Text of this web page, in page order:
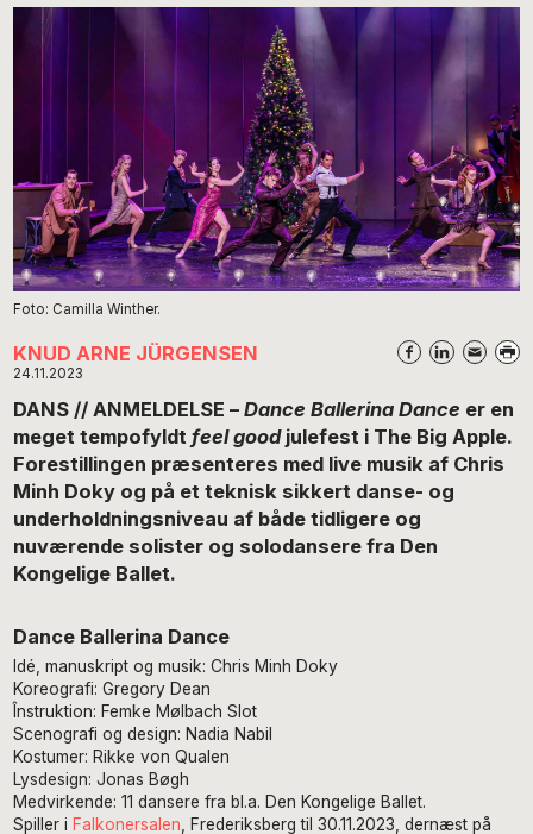
Foto: Camilla Winther.
KNUD ARNE JÜRGENSEN
24.11.2023
DANS // ANMELDELSE –Dance Ballerina Dance er en
meget tempofyldtfeel goodjulefest i The Big Apple.
Forestillingen præsenteres med live musik af Chris
Minh Doky og på et teknisk sikkert danse- og
underholdningsniveau af både tidligere og
nuværende solister og solodansere fra Den
Kongelige Ballet.
Dance Ballerina Dance
Idé, manuskript og musik: Chris Minh Doky
Koreografi: Gregory Dean
Înstruktion: Femke Mølbach Slot
Scenografi og design: Nadia Nabil
Kostumer: Rikke von Qualen
Lysdesign: Jonas Bøgh
Medvirkende: 11 dansere fra bl.a. Den Kongelige Ballet.
Spiller i Falkonersalen , Frederiksberg til 30.11.2023, dernæst på